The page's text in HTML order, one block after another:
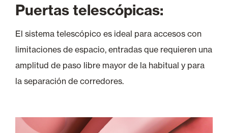
Puertas telescópicas:
El sistema telescópico es ideal para accesos con
limitaciones de espacio, entradas que requieren una
amplitud de paso libre mayor de la habitual y para
la separación de corredores.